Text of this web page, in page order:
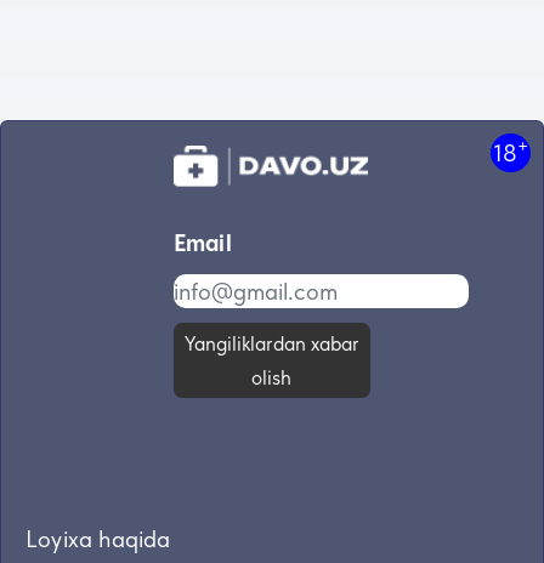
18+
Email
Yangiliklardan xabar
olish
Loyixa haqida